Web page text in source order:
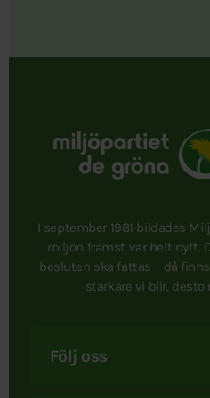
I september 1981 bildades
miljön främst var helt nytt.
besluten ska fattas – då
starkare vi blir,
Följ oss